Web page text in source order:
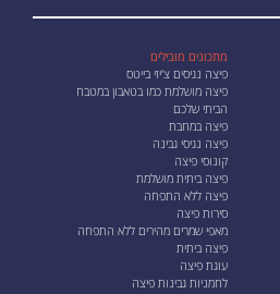
מתכונים מובילים
פיצה נגיסים צ'יזי בייטס
פיצה מושלמת כמו בטאבון במטבח
הביתי שלכם
פיצה במחבת
פיצה נגיסי גבינה
קונוסי פיצה
פיצה ביתית מושלמת
פיצה ללא התפחה
סירות פיצה
מאפי שמרים מהירים ללא התפחה
פיצה ביתית
עוגת פיצה
לחמניות גבינות פיצה